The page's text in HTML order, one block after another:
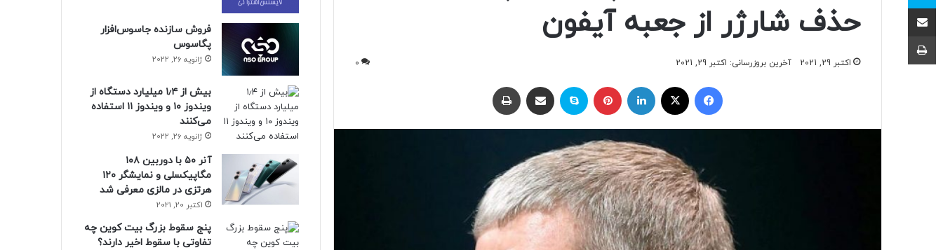
حذف شارژر از جعبه آیفون
اکتبر 29, 2021 آخرین بروزرسانی: اکتبر 29, 2021 0
ایکس
فروش سازنده جاسوس‌افزار
پگاسوس
ژانویه 26, 2022
بیش از ۱٫۴ میلیارد دستگاه از
ویندوز ۱۰ و ویندوز ۱۱ استفاده
می‌کنند
ژانویه 26, 2022
آنر ۵۰ با دوربین ۱۰۸
مگاپیکسلی و نمایشگر ۱۲۰
هرتزی در مالزی معرفی شد
اکتبر 20, 2021
پنج سقوط بزرگ بیت کوین چه
تفاوتی با سقوط اخیر دارند؟